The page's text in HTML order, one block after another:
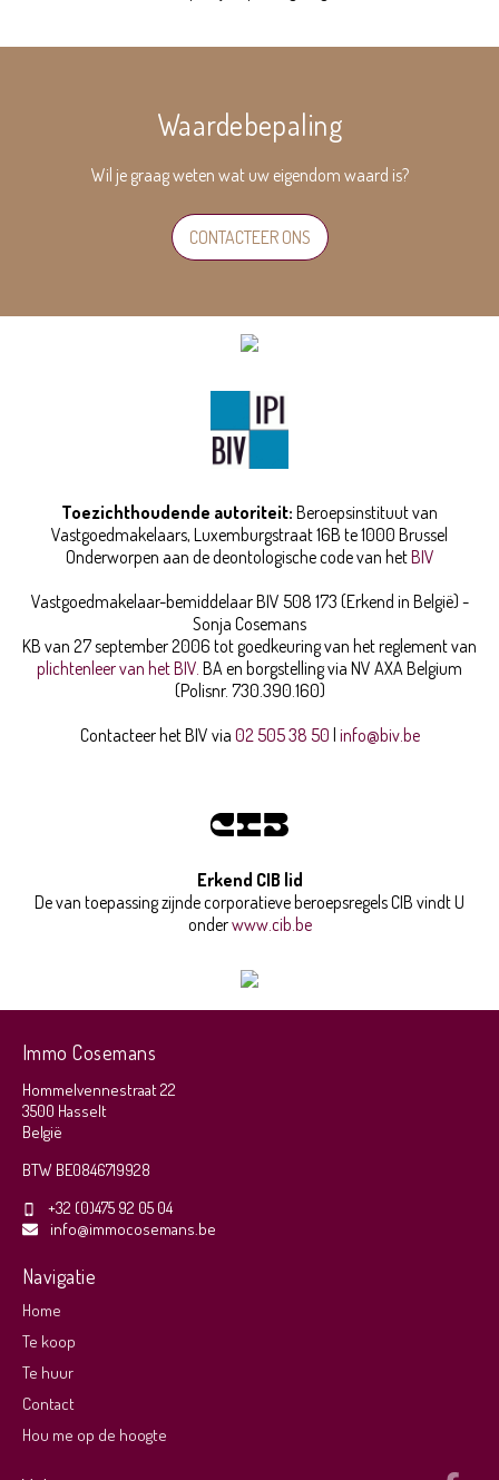
Waardebepaling
Wil je graag weten wat uw eigendom waard is?
CONTACTEER ONS
Toezichthoudende autoriteit: Beroepsinstituut van
Vastgoedmakelaars, Luxemburgstraat 16B te 1000 Brussel
Onderworpen aan de deontologische code van hetBIV
Vastgoedmakelaar-bemiddelaar BIV 508 173 (Erkend in België) -
Sonja Cosemans
KB van 27 september 2006 tot goedkeuring van het reglement van
plichtenleer van het BIV. BA en borgstelling via NV AXA Belgium
(Polisnr. 730.390.160)
Contacteer het BIV via 02 505 38 50 | info@biv.be
Erkend CIB lid
De van toepassing zijnde corporatieve beroepsregels CIB vindt U
onderwww.cib.be
Immo Cosemans
Hommelvennestraat 22
3500 Hasselt
België
BTW BE0846719928
+32 (0)475 92 05 04
info@immocosemans.be
Navigatie
Home
Te koop
Te huur
Contact
Hou me op de hoogte